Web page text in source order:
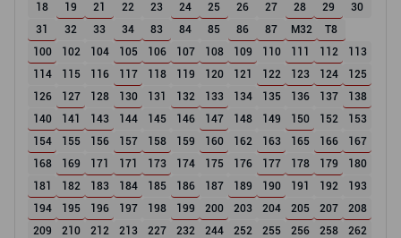
18
19 21 22 23 24 25 26 27 28 29
30
31
32 33 34 83 84 85 86 87 M32
T8
100
102 104 105 106 107 108 109 110 111 112
113
114
115 116 117 118 119 120 121 122 123 124
125
126
127 128 130 131 132 133 134 135 136 137
138
140
141 143 144 145 146 147 148 149 150 152
153
154
155 156 157 158 159 160 162 163 165 166
167
168
169 171 171 173 174 175 176 177 178 179
180
181
182 183 184 185 186 187 189 190 191 192
193
194
195 196 197 198 199 200 203 204 205 207
208
209
210 212 213 227 232 244 252 255 256 258
262